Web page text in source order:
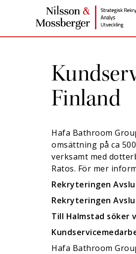
Finland
Hafa Bathroom
omsättning på ca
verksamt med
Ratos. För mer
Rekryteringen
Rekryteringen
Till Halmstad söker
Hafa Bathroom